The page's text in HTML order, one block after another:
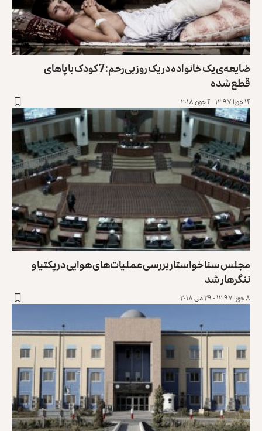
ضایعه‌ی یک خانواده در یک روز بی‌رحم: 7 کودک با پاهای
قطع‌شده
۱۴ جوزا ۱۳۹۷ - ۴ جون ۲۰۱۸
مجلس سنا خواستار بررسی عملیات‌های هوایی در پکتیا و
ننگرهار شد
۸ جوزا ۱۳۹۷ - ۲۹ می ۲۰۱۸